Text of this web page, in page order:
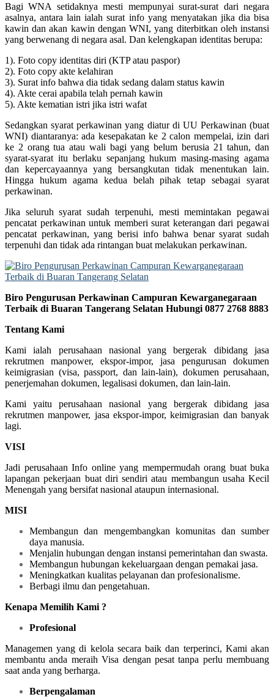
Bagi WNA setidaknya mesti mempunyai surat-surat dari negara
asalnya, antara lain ialah surat info yang menyatakan jika dia bisa
kawin dan akan kawin dengan WNI, yang diterbitkan oleh instansi
yang berwenang di negara asal. Dan kelengkapan identitas berupa:
1). Foto copy identitas diri (KTP atau paspor)
2). Foto copy akte kelahiran
3). Surat info bahwa dia tidak sedang dalam status kawin
4). Akte cerai apabila telah pernah kawin
5). Akte kematian istri jika istri wafat
Sedangkan syarat perkawinan yang diatur di UU Perkawinan (buat
WNI) diantaranya: ada kesepakatan ke 2 calon mempelai, izin dari
ke 2 orang tua atau wali bagi yang belum berusia 21 tahun, dan
syarat-syarat itu berlaku sepanjang hukum masing-masing agama
dan kepercayaannya yang bersangkutan tidak menentukan lain.
Hingga hukum agama kedua belah pihak tetap sebagai syarat
perkawinan.
Jika seluruh syarat sudah terpenuhi, mesti memintakan pegawai
pencatat perkawinan untuk memberi surat keterangan dari pegawai
pencatat perkawinan, yang berisi info bahwa benar syarat sudah
terpenuhi dan tidak ada rintangan buat melakukan perkawinan.
Biro Pengurusan Perkawinan Campuran Kewarganegaraan
Terbaik di Buaran Tangerang Selatan Hubungi 0877 2768 8883
Tentang Kami
Kami ialah perusahaan nasional yang bergerak dibidang jasa
rekrutmen manpower, ekspor-impor, jasa pengurusan dokumen
keimigrasian (visa, passport, dan lain-lain), dokumen perusahaan,
penerjemahan dokumen, legalisasi dokumen, dan lain-lain.
Kami yaitu perusahaan nasional yang bergerak dibidang jasa
rekrutmen manpower, jasa ekspor-impor, keimigrasian dan banyak
lagi.
VISI
Jadi perusahaan Info online yang mempermudah orang buat buka
lapangan pekerjaan buat diri sendiri atau membangun usaha Kecil
Menengah yang bersifat nasional ataupun internasional.
MISI
Membangun dan mengembangkan komunitas dan sumber
daya manusia.
Menjalin hubungan dengan instansi pemerintahan dan swasta.
Membangun hubungan kekeluargaan dengan pemakai jasa.
Meningkatkan kualitas pelayanan dan profesionalisme.
Berbagi ilmu dan pengetahuan.
Kenapa Memilih Kami ?
Profesional
Managemen yang di kelola secara baik dan terperinci, Kami akan
membantu anda meraih Visa dengan pesat tanpa perlu membuang
saat anda yang berharga.
Berpengalaman